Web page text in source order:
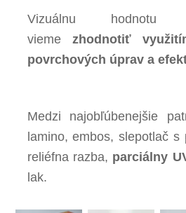
Vizuálnu hodnotu
vieme zhodnotiť
povrchových úprav a
Medzi najobľúbenejšie
lamino, embos, slepotlač s
reliéfna razba, parciálny
lak.